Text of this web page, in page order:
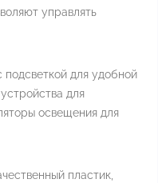
управлять
для удобной
для
освещения для
пластик,